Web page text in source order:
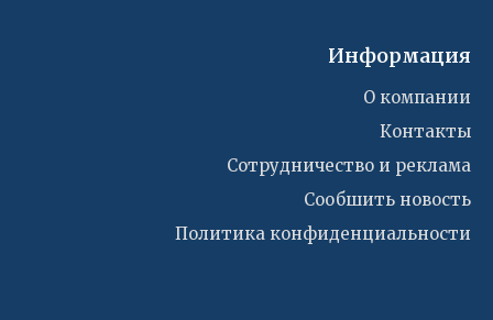
Информация
О компании
Контакты
Сотрудничество и реклама
Сообшить новость
Политика конфиденциальности